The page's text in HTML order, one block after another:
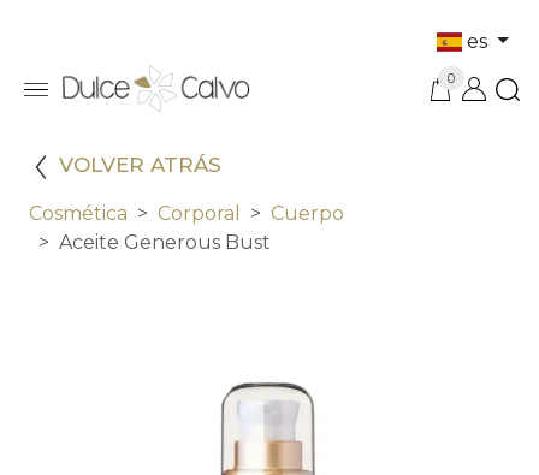
es
0
VOLVER ATRÁS
Cosmética Corporal
Cuerpo
Aceite Generous Bust